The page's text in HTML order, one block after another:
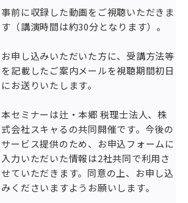
事前に収録した動画をご視聴いただきま
す（講演時間は約30分となります）。
お申し込みいただいた方に、受講方法等
を記載したご案内メールを視聴期間初日
にお送りいたします。
本セミナーは辻・本郷 税理士法人、株
式会社スキャるの共同開催です。今後の
サービス提供のため、お申込フォームに
入力いただいた情報は2社共同で利用さ
せていただきます。同意の上、お申し込
みくださいますようお願いします。